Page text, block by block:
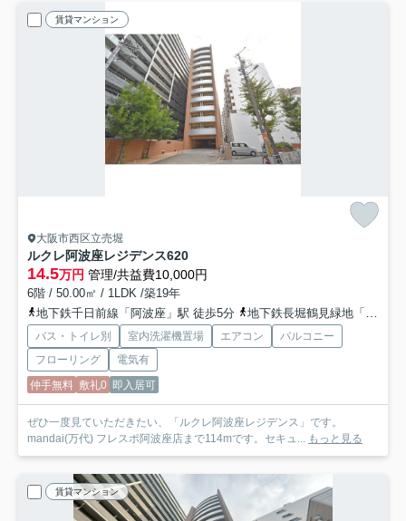
賃貸マンション
大阪市西区立売堀
ルクレ阿波座レジデンス620
14.5万円 管理/共益費10,000円
6階 / 50.00㎡ / 1LDK /築19年
地下鉄千日前線「阿波座」駅 徒歩5分
地下鉄長堀鶴見緑地「西長堀」駅 徒歩7分
バス・トイレ別 室内洗濯機置場 エアコン
バルコニー
フローリング
電気有
仲手無料 敷礼0 即入居可
ぜひ一度見ていただきたい、「ルクレ阿波座レジデンス」です。
mandai(万代) フレスポ阿波座店まで114mです。セキュ... もっと見る
賃貸マンション